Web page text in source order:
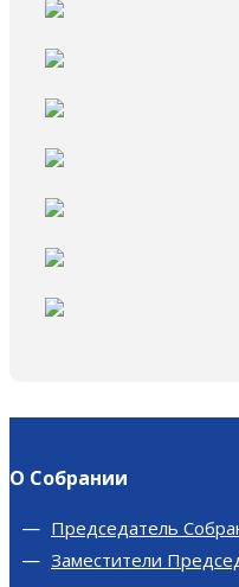
О Собрании
Председатель
Заместители